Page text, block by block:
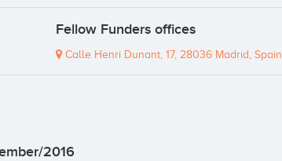
Fellow Funders offices
Calle Henri Dunant, 17, 28036 Madrid, Spain
2016